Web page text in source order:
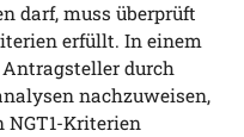
darf, muss überprüft
erfüllt. In einem
Antragsteller durch
nachzuweisen,
NGT1-Kriterien